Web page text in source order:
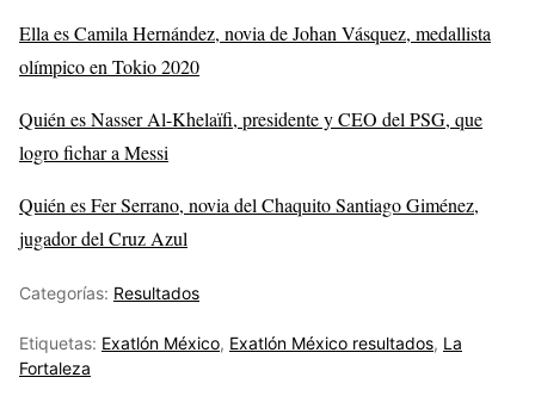
Ella es Camila Hernández, novia de Johan Vásquez, medallista
olímpico en Tokio 2020
Quién es Nasser Al-Khelaïfi, presidente y CEO del PSG, que
logro fichar a Messi
Quién es Fer Serrano, novia del Chaquito Santiago Giménez,
jugador del Cruz Azul
Categorías: Resultados
Etiquetas: Exatlón México, Exatlón México resultados, La
Fortaleza